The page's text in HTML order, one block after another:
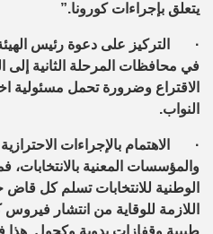
يتعلق بإجراءات كورونا.”
·
التركيز على دعوة رئيس
في محافظات المرحلة الثانية إلى
الاقتراع وضرورة تحمل مسئولية
النواب.
·
الاهتمام بالإجراءات
والمؤسسات المعنية بالانتخابات،
الوطنية للانتخابات تسلم كل
اللازمة للوقاية من انتشار
طبيبة وقفازات يدوية وكحول. هذا